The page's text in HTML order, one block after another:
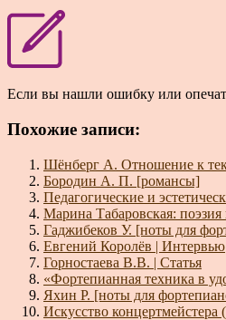
Если вы нашли ошибку или
Похожие записи:
Шёнберг А. Отношение к
Бородин А. П. [романсы]
Педагогические и
Марина Табаровская: поэзия
Гаджибеков У. [ноты для
Евгений Королёв | Интервью
Горностаева В.В. | Статья
«Фортепианная техника в
Яхин Р. [ноты для
Искусство